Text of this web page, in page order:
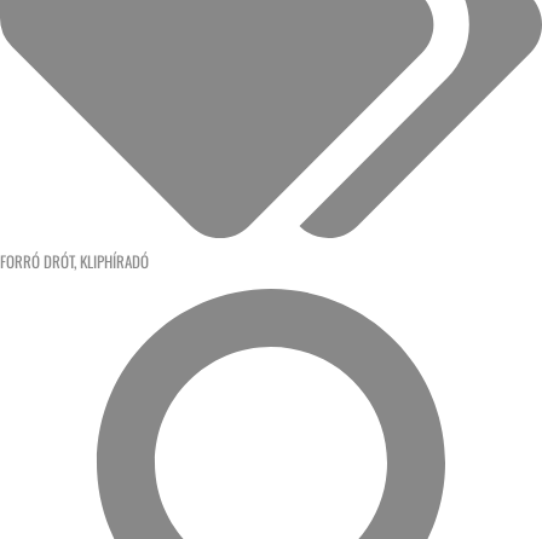
FORRÓ DRÓT, KLIPHÍRADÓ